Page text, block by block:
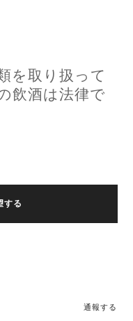
を取り扱って
飲酒は法律で
する
通報する